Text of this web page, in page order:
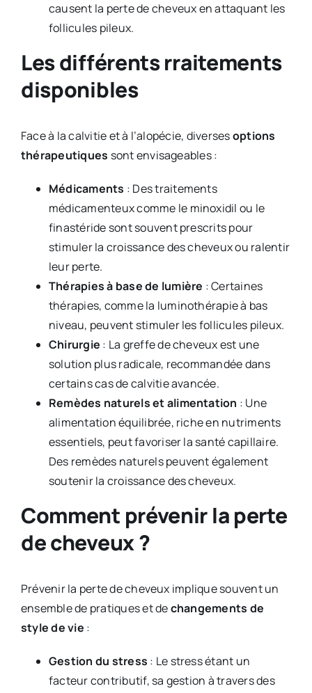
causent la perte de cheveux en attaquant les
follicules pileux.
Les différents rraitements
disponibles
Face à la calvitie et à l’alopécie, diversesoptions
thérapeutiques sont envisageables :
Médicaments : Des traitements
médicamenteux comme le minoxidil ou le
finastéride sont souvent prescrits pour
stimuler la croissance des cheveux ou ralentir
leur perte.
Thérapies à base de lumière : Certaines
thérapies, comme la luminothérapie à bas
niveau, peuvent stimuler les follicules pileux.
Chirurgie : La greffe de cheveux est une
solution plus radicale, recommandée dans
certains cas de calvitie avancée.
Remèdes naturels et alimentation : Une
alimentation équilibrée, riche en nutriments
essentiels, peut favoriser la santé capillaire.
Des remèdes naturels peuvent également
soutenir la croissance des cheveux.
Comment prévenir la perte
de cheveux ?
Prévenir la perte de cheveux implique souvent un
ensemble de pratiques et dechangements de
style de vie :
Gestion du stress : Le stress étant un
facteur contributif, sa gestion à travers des